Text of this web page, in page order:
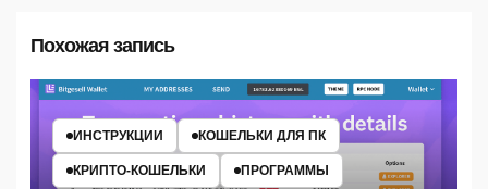
Похожая запись
ИНСТРУКЦИИ
КОШЕЛЬКИ ДЛЯ ПК
КРИПТО‑КОШЕЛЬКИ
ПРОГРАММЫ